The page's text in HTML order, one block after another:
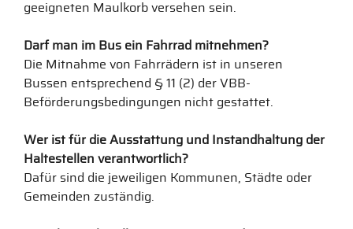
geeigneten Maulkorb versehen sein.
Darf man im Bus ein Fahrrad mitnehmen?
Die Mitnahme von Fahrrädern ist in unseren
Bussen entsprechend § 11 (2) der VBB-
Beförderungsbedingungen nicht gestattet.
Wer ist für die Ausstattung und Instandhaltung der
Haltestellen verantwortlich?
Dafür sind die jeweiligen Kommunen, Städte oder
Gemeinden zuständig.